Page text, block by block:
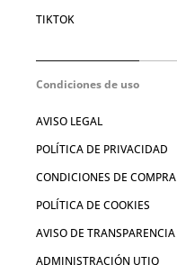
TIKTOK
Condiciones de uso
AVISO LEGAL
POLÍTICA DE PRIVACIDAD
CONDICIONES DE COMPRA
POLÍTICA DE COOKIES
AVISO DE TRANSPARENCIA
ADMINISTRACIÓN UTIQ